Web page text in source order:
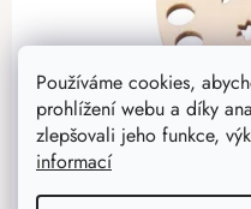
Používáme cookies,
prohlížení webu a díky
zlepšovali jeho funkce,
informací